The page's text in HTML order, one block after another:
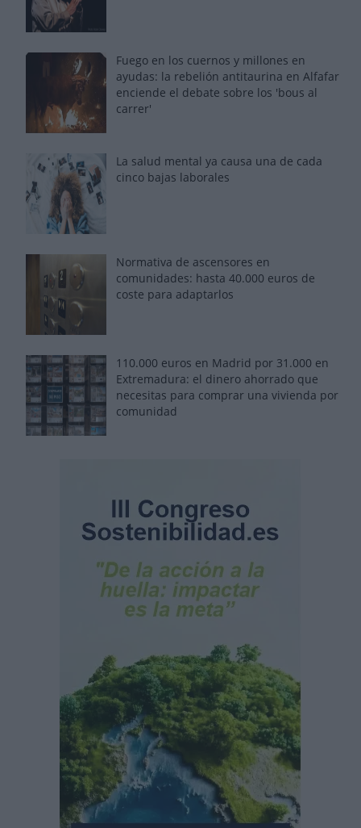
Fuego en los cuernos y millones en
ayudas: la rebelión antitaurina en Alfafar
enciende el debate sobre los 'bous al
carrer'
La salud mental ya causa una de cada
cinco bajas laborales
Normativa de ascensores en
comunidades: hasta 40.000 euros de
coste para adaptarlos
110.000 euros en Madrid por 31.000 en
Extremadura: el dinero ahorrado que
necesitas para comprar una vivienda por
comunidad